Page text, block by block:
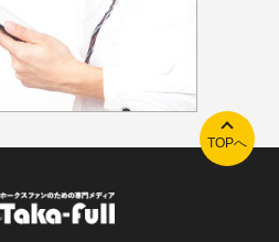
TOPへ